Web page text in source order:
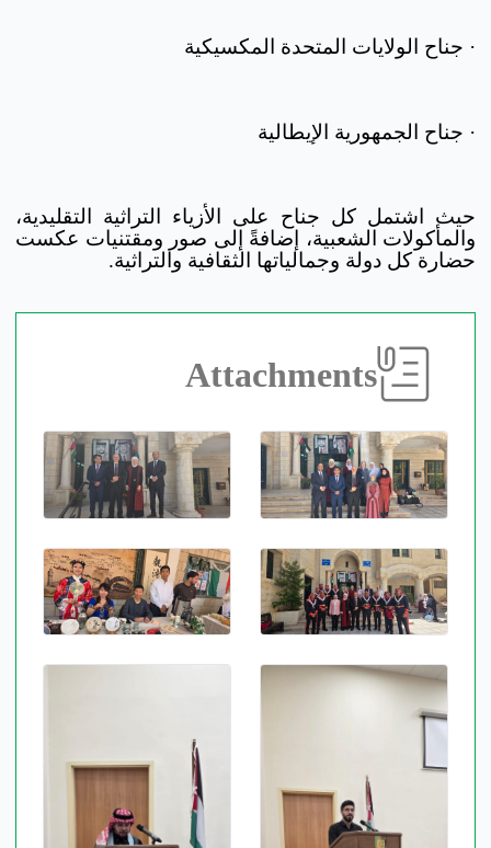
· جناح الولايات المتحدة المكسيكية
· جناح الجمهورية الإيطالية
حيث اشتمل كل جناح على الأزياء التراثية التقليدية،
والمأكولات الشعبية، إضافةً إلى صور ومقتنيات عكست
حضارة كل دولة وجمالياتها الثقافية والتراثية.
Attachments